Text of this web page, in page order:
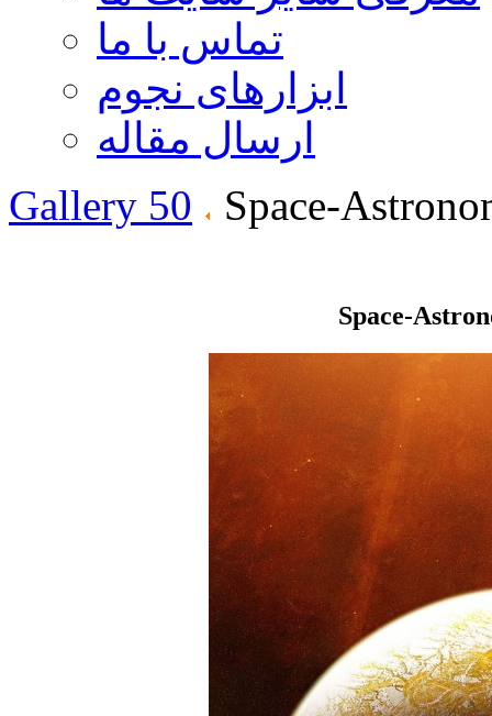
تماس با ما
ابزارهای نجوم
ارسال مقاله
Gallery 50
Space-
Space-